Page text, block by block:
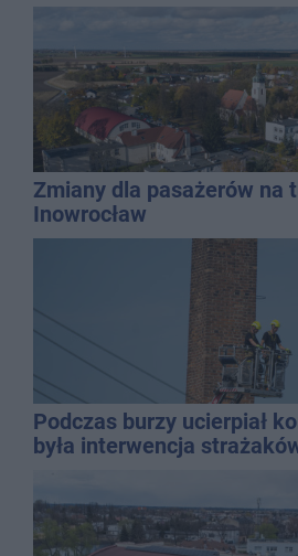
Zmiany dla pasażerów na
Inowrocław
Podczas burzy ucierpiał
była interwencja